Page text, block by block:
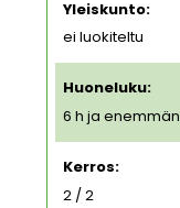
Yleiskunto:
ei luokiteltu
Huoneluku:
6 h ja enemmän
Kerros:
2 / 2